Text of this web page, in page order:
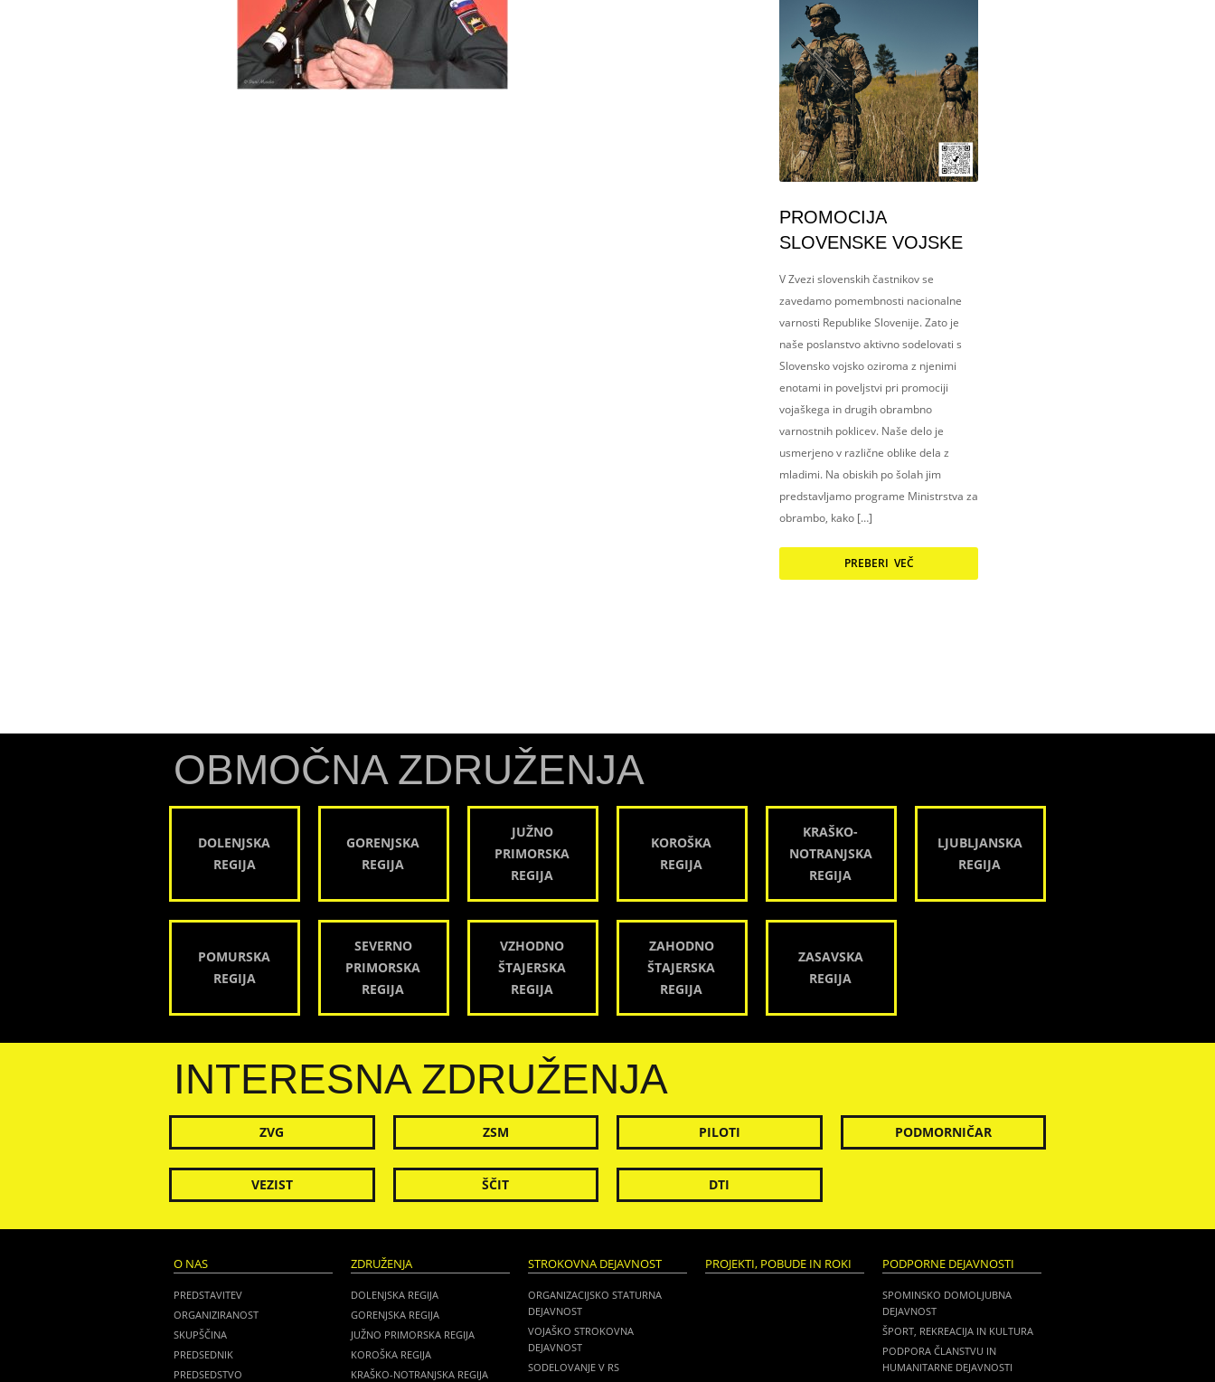
PROMOCIJA
SLOVENSKE VOJSKE
V Zvezi slovenskih častnikov se
zavedamo pomembnosti nacionalne
varnosti Republike Slovenije. Zato je
naše poslanstvo aktivno sodelovati s
Slovensko vojsko oziroma z njenimi
enotami in poveljstvi pri promociji
vojaškega in drugih obrambno
varnostnih poklicev. Naše delo je
usmerjeno v različne oblike dela z
mladimi. Na obiskih po šolah jim
predstavljamo programe Ministrstva za
obrambo, kako […]
PREBERI VEČ
OBMOČNA ZDRUŽENJA
DOLENJSKA
REGIJA
GORENJSKA
REGIJA
JUŽNO
PRIMORSKA
REGIJA
KOROŠKA
REGIJA
KRAŠKO-
NOTRANJSKA
REGIJA
LJUBLJANSKA
REGIJA
POMURSKA
REGIJA
SEVERNO
PRIMORSKA
REGIJA
VZHODNO
ŠTAJERSKA
REGIJA
ZAHODNO
ŠTAJERSKA
REGIJA
ZASAVSKA
REGIJA
INTERESNA ZDRUŽENJA
ZVG ZSM PILOTI PODMORNIČAR
VEZIST ŠČIT DTI
O NAS
PREDSTAVITEV
ORGANIZIRANOST
SKUPŠČINA
PREDSEDNIK
PREDSEDSTVO
ZDRUŽENJA
DOLENJSKA REGIJA
GORENJSKA REGIJA
JUŽNO PRIMORSKA REGIJA
KOROŠKA REGIJA
KRAŠKO-NOTRANJSKA REGIJA
STROKOVNA DEJAVNOST
ORGANIZACIJSKO STATURNA
DEJAVNOST
VOJAŠKO STROKOVNA
DEJAVNOST
SODELOVANJE V RS
PROJEKTI, POBUDE IN ROKI PODPORNE DEJAVNOSTI
SPOMINSKO DOMOLJUBNA
DEJAVNOST
ŠPORT, REKREACIJA IN KULTURA
PODPORA ČLANSTVU IN
HUMANITARNE DEJAVNOSTI